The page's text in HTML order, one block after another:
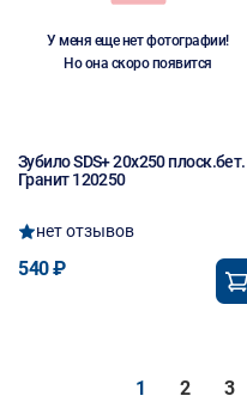
У меня еще нет фотографии!
Но она скоро появится
Зубило SDS+ 20х250 плоск.бет.
Гранит 120250
нет отзывов
540 ₽
1 2 3